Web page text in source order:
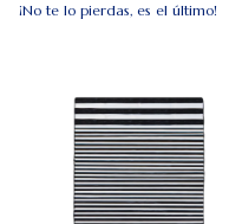
¡No te lo pierdas, es el último!